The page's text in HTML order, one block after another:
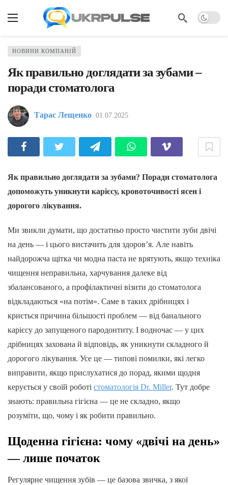
НОВИНИ КОМПАНІЙ
Як правильно доглядати за зубами –
поради стоматолога
Тарас Лещенко 01.07.2025
Як правильно доглядати за зубами? Поради стоматолога
допоможуть уникнути карієсу, кровоточивості ясен і
дорогого лікування.
Ми звикли думати, що достатньо просто чистити зуби двічі
на день — і цього вистачить для здоров’я. Але навіть
найдорожча щітка чи модна паста не врятують, якщо техніка
чищення неправильна, харчування далеке від
збалансованого, а профілактичні візити до стоматолога
відкладаються «на потім». Саме в таких дрібницях і
криється причина більшості проблем — від банального
карієсу до запущеного пародонтиту. І водночас — у цих
дрібницях захована й відповідь, як уникнути складного й
дорогого лікування. Усе це — типові помилки, які легко
виправити, якщо прислухатися до порад, якими щодня
керується у своїй роботі стоматологія Dr. Miller. Тут добре
знають: правильна гігієна — це не складно, якщо
розуміти, що, чому і як робити правильно.
Щоденна гігієна: чому «двічі на день»
— лише початок
Регулярне чищення зубів — це базова звичка, з якої